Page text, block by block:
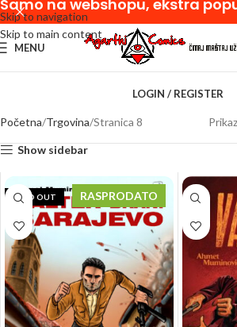
Skip to navigation
Skip to main content
MENU
LOGIN / REGISTER
Početna Trgovina Stranica 8
Show sidebar
SOLD OUT RASPRODATO
Samo na webshopu, ekstra